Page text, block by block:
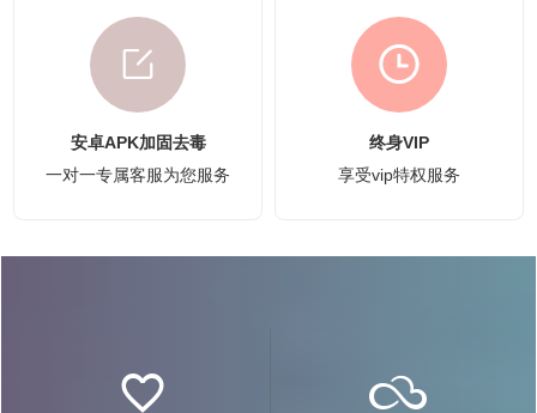
安卓APK加固去毒
一对一专属客服为您服务
终身VIP
享受vip特权服务